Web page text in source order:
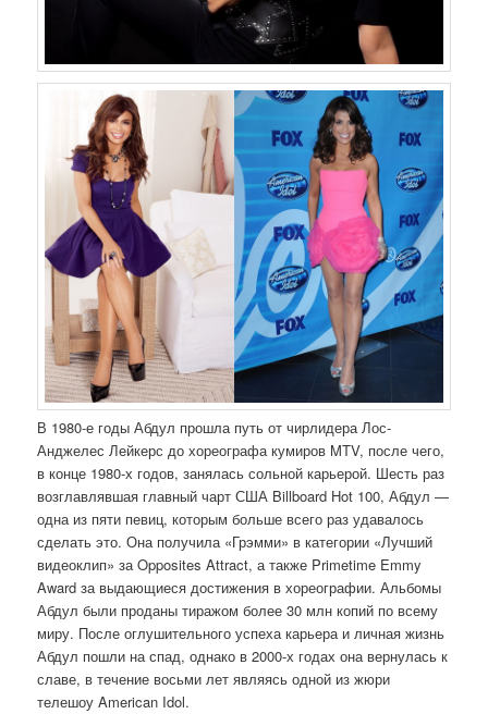
В 1980-е годы Абдул прошла путь от чирлидера Лос-
Анджелес Лейкерс до хореографа кумиров MTV, после чего,
в конце 1980-х годов, занялась сольной карьерой. Шесть раз
возглавлявшая главный чарт США Billboard Hot 100, Абдул —
одна из пяти певиц, которым больше всего раз удавалось
сделать это. Она получила «Грэмми» в категории «Лучший
видеоклип» за Opposites Attract, а также Primetime Emmy
Award за выдающиеся достижения в хореографии. Альбомы
Абдул были проданы тиражом более 30 млн копий по всему
миру. После оглушительного успеха карьера и личная жизнь
Абдул пошли на спад, однако в 2000-х годах она вернулась к
славе, в течение восьми лет являясь одной из жюри
телешоу American Idol.